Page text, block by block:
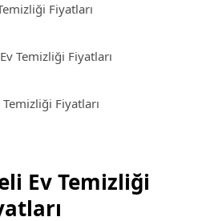
Fiyatları
Temizliği Fiyatları
Fiyatları
Ev Temizliği